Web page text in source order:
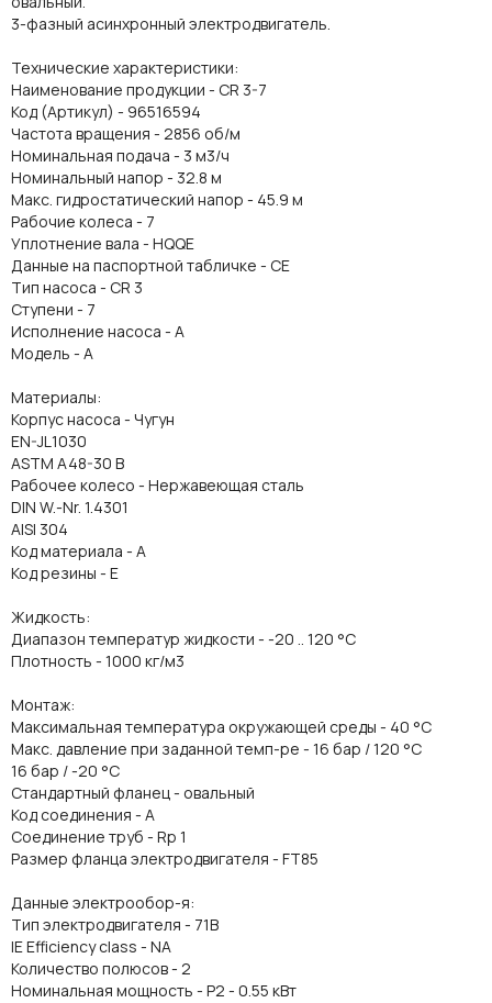
3-фазный асинхронный электродвигатель.
Технические характеристики:
Наименование продукции - CR 3-7
Код (Артикул) - 96516594
Частота вращения - 2856 об/м
Номинальная подача - 3 м3/ч
Номинальный напор - 32.8 м
Макс. гидростатический напор - 45.9 м
Рабочие колеса - 7
Уплотнение вала - HQQE
Данные на паспортной табличке - CE
Тип насоса - CR 3
Ступени - 7
Исполнение насоса - A
Модель - A
Материалы:
Корпус насоса - Чугун
EN-JL1030
ASTM A48-30 B
Рабочее колесо - Нержавеющая сталь
DIN W.-Nr. 1.4301
AISI 304
Код материала - A
Код резины - E
Жидкость:
Диапазон температур жидкости - -20 .. 120 °C
Плотность - 1000 кг/м3
Монтаж:
Максимальная температура окружающей среды - 40 °C
Макс. давление при заданной темп-ре - 16 бар / 120 °C
16 бар / -20 °C
Стандартный фланец - овальный
Код соединения - A
Соединение труб - Rp 1
Размер фланца электродвигателя - FT85
Данные электрообор-я:
Тип электродвигателя - 71B
IE Efficiency class - NA
Количество полюсов - 2
Номинальная мощность - P2 - 0.55 кВт